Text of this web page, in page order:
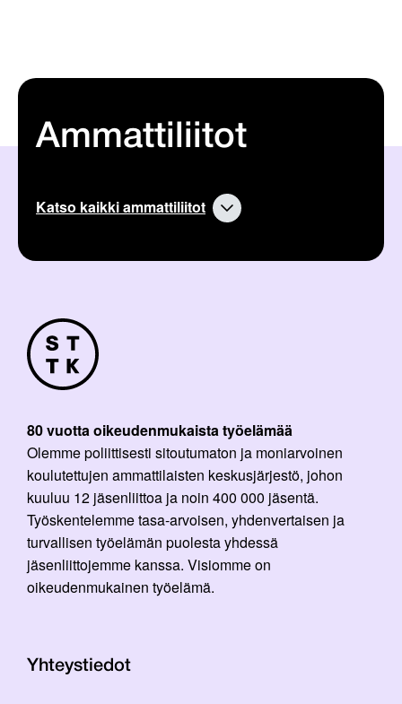
Ammattiliitot
Katso kaikki ammattiliitot
80 vuotta oikeudenmukaista työelämää
Olemme poliittisesti sitoutumaton ja moniarvoinen
koulutettujen ammattilaisten keskusjärjestö, johon
kuuluu 12 jäsenliittoa ja noin 400 000 jäsentä.
Työskentelemme tasa-arvoisen, yhdenvertaisen ja
turvallisen työelämän puolesta yhdessä
jäsenliittojemme kanssa. Visiomme on
oikeudenmukainen työelämä.
Yhteystiedot